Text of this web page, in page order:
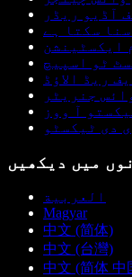
آڈیو ریڈر
سکتا ہے
ایکسٹینشن
ٹو اسپیچ
ریڈ الاؤڈ
جنریٹر
آ ووز
دی ٹیکسٹو
میں دیکھیں
العربية
Magyar
中文 (简体)
中文 (台灣)
中文 (简体 中